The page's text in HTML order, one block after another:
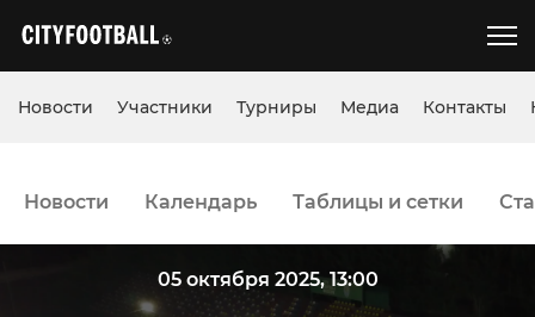
Новости Участники Турниры Медиа Контакты
Новости Календарь Таблицы и сетки
05 октября 2025, 13:00